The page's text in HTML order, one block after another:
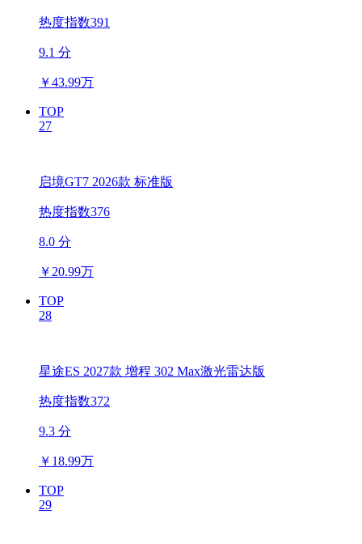
热度指数391
9.1 分
￥43.99万
TOP
27
启境GT7 2026款 标准版
热度指数376
8.0 分
￥ 20.99万
TOP
28
星途ES 2027款 增程 302 Max激光雷达版
热度指数372
9.3 分
￥ 18.99万
TOP
29